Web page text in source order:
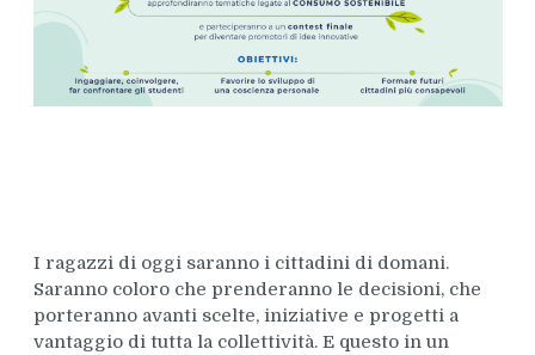
I ragazzi di oggi saranno i cittadini di domani.
Saranno coloro che prenderanno le decisioni, che
porteranno avanti scelte, iniziative e progetti a
vantaggio di tutta la collettività. E questo in un